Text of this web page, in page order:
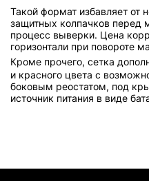
Такой формат избавляет от
защитных колпачков перед
процесс выверки. Цена
горизонтали при повороте
Кроме прочего, сетка
и красного цвета с
боковым реостатом, под
источник питания в виде